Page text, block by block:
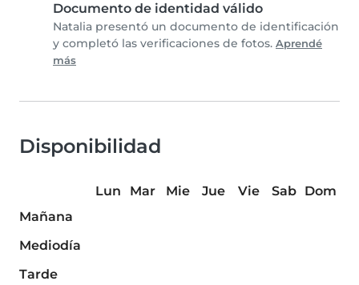
Documento de identidad válido
Natalia presentó un documento de identificación
y completó las verificaciones de fotos. Aprendé
más
Disponibilidad
Lun Mar Mie Jue Vie Sab
Dom
Mañana
Mediodía
Tarde